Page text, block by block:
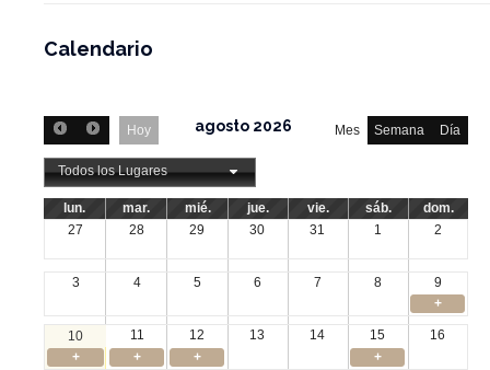
Calendario
Hoy Mes Semana Día
agosto 2026
Todos los Lugares
lun. mar. mié. jue. vie. sáb.
dom.
27
28 29 30 31 1 2
3 4 5 6 7 8
9
+
10 11 12 13 14 15
16
+
+ +
+